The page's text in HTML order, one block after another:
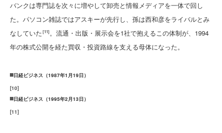
バンクは専門誌を次々に増やして卸売と情報メディアを一体で回し
た。パソコン雑誌ではアスキーが先行し、孫は西和彦をライバルとみ
なしていた[11]。流通・出版・展示会を1社で抱えるこの体制が、1994
年の株式公開を経た買収・投資路線を支える母体になった。
日経ビジネス（1987年1月19日）
[10]
日経ビジネス（1995年2月13日）
[11]